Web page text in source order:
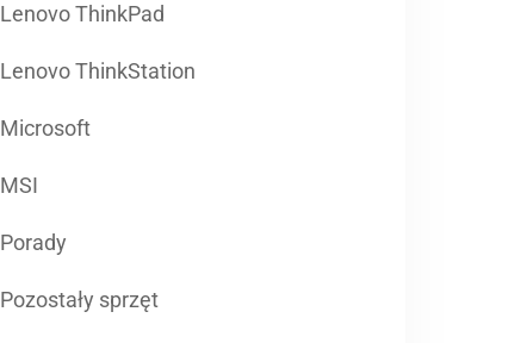
Lenovo ThinkPad
Lenovo ThinkStation
Microsoft
MSI
Porady
Pozostały sprzęt